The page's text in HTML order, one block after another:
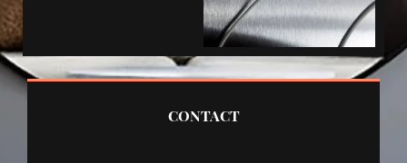
CONTACT